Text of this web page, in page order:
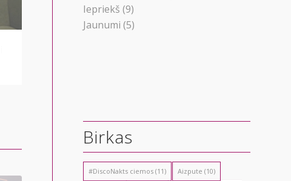
Iepriekš (9)
Jaunumi (5)
Birkas
#DiscoNakts ciemos (11) Aizpute (10)